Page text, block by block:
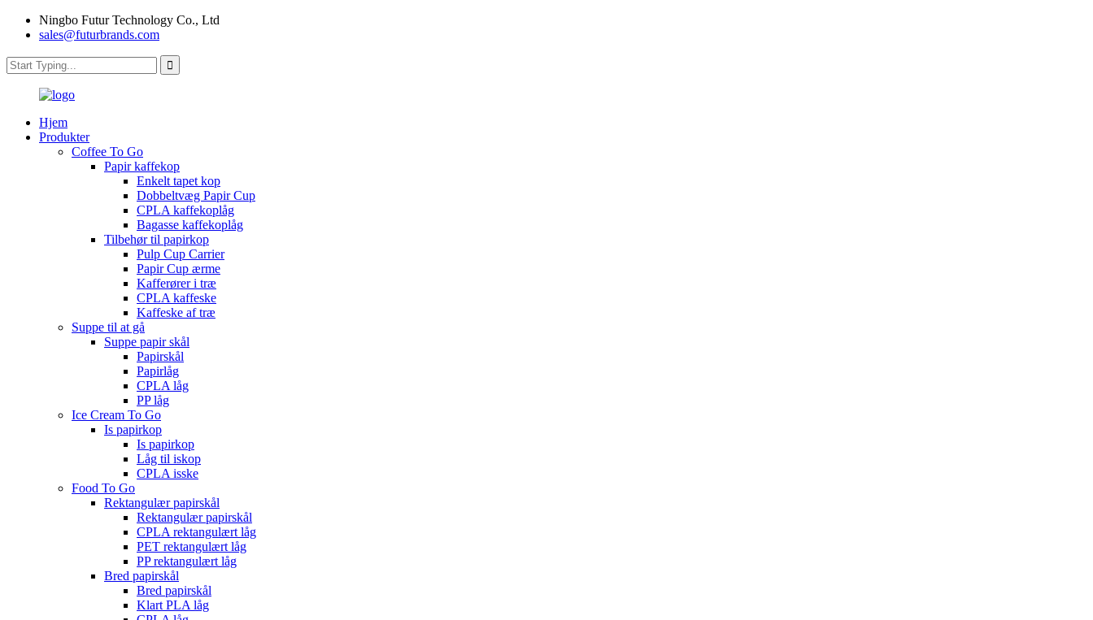
Ningbo Futur Technology Co., Ltd
sales@futurbrands.com
Hjem
Produkter
Coffee To Go
Papir kaffekop
Enkelt tapet kop
Dobbeltvæg Papir Cup
CPLA kaffekoplåg
Bagasse kaffekoplåg
Tilbehør til papirkop
Pulp Cup Carrier
Papir Cup ærme
Kafferører i træ
CPLA kaffeske
Kaffeske af træ
Suppe til at gå
Suppe papir skål
Papirskål
Papirlåg
CPLA låg
PP låg
Ice Cream To Go
Is papirkop
Is papirkop
Låg til iskop
CPLA isske
Food To Go
Rektangulær papirskål
Rektangulær papirskål
CPLA rektangulært låg
PET rektangulært låg
PP rektangulært låg
Bred papirskål
Bred papirskål
Klart PLA låg